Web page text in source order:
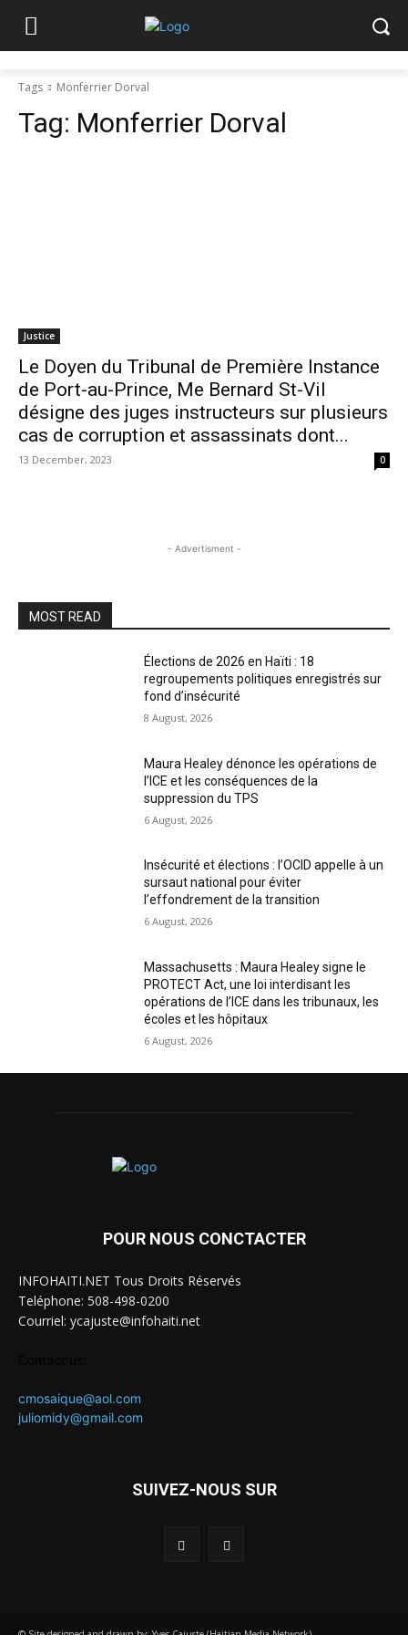
Tags Monferrier Dorval
Tag: Monferrier Dorval
Justice
Le Doyen du Tribunal de Première Instance
de Port-au-Prince, Me Bernard St-Vil
désigne des juges instructeurs sur plusieurs
cas de corruption et assassinats dont...
13 December, 2023 0
- Advertisment -
MOST READ
Élections de 2026 en Haïti : 18
regroupements politiques enregistrés sur
fond d’insécurité
8 August, 2026
Maura Healey dénonce les opérations de
l’ICE et les conséquences de la
suppression du TPS
6 August, 2026
Insécurité et élections : l’OCID appelle à un
sursaut national pour éviter
l’effondrement de la transition
6 August, 2026
Massachusetts : Maura Healey signe le
PROTECT Act, une loi interdisant les
opérations de l’ICE dans les tribunaux, les
écoles et les hôpitaux
6 August, 2026
POUR NOUS CONCTACTER
INFOHAITI.NET Tous Droits Réservés
Teléphone: 508-498-0200
Courriel: ycajuste@infohaiti.net
cmosaique@aol.com
juliomidy@gmail.com
SUIVEZ-NOUS SUR